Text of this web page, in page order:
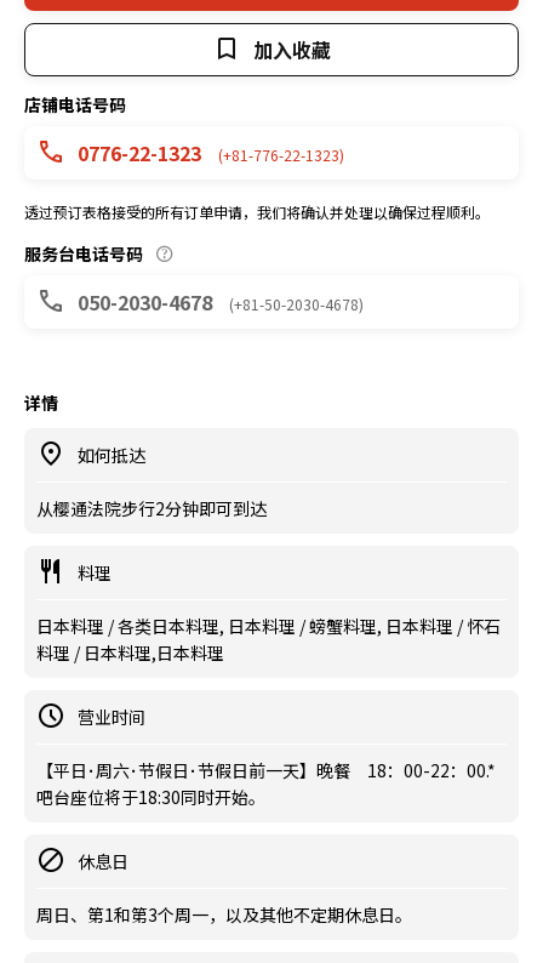
加入收藏
店铺电话号码
0776-22-1323 (+81-776-22-1323)
透过预订表格接受的所有订单申请，我们将确认并处理以确保过程顺利。
服务台电话号码
050-2030-4678 (+81-50-2030-4678)
详情
如何抵达
从樱通法院步行2分钟即可到达
料理
日本料理 / 各类日本料理, 日本料理 / 螃蟹料理, 日本料理 / 怀石
料理 / 日本料理,日本料理
营业时间
【平日･周六･节假日･节假日前一天】晚餐 18：00-22：00.*
吧台座位将于18:30同时开始。
休息日
周日、第1和第3个周一，以及其他不定期休息日。